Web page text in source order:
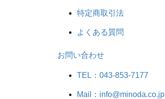
特定商取引法
よくある質問
お問い合わせ
TEL：043-853-7177
Mail：info@minoda.co.jp